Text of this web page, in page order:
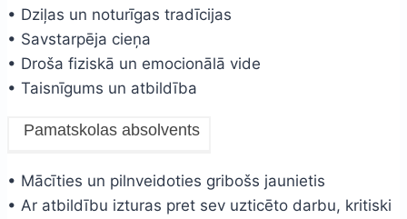
• Dziļas un noturīgas tradīcijas
• Savstarpēja cieņa
• Droša fiziskā un emocionālā vide
• Taisnīgums un atbildība
Pamatskolas absolvents
• Mācīties un pilnveidoties gribošs jaunietis
• Ar atbildību izturas pret sev uzticēto darbu, kritiski